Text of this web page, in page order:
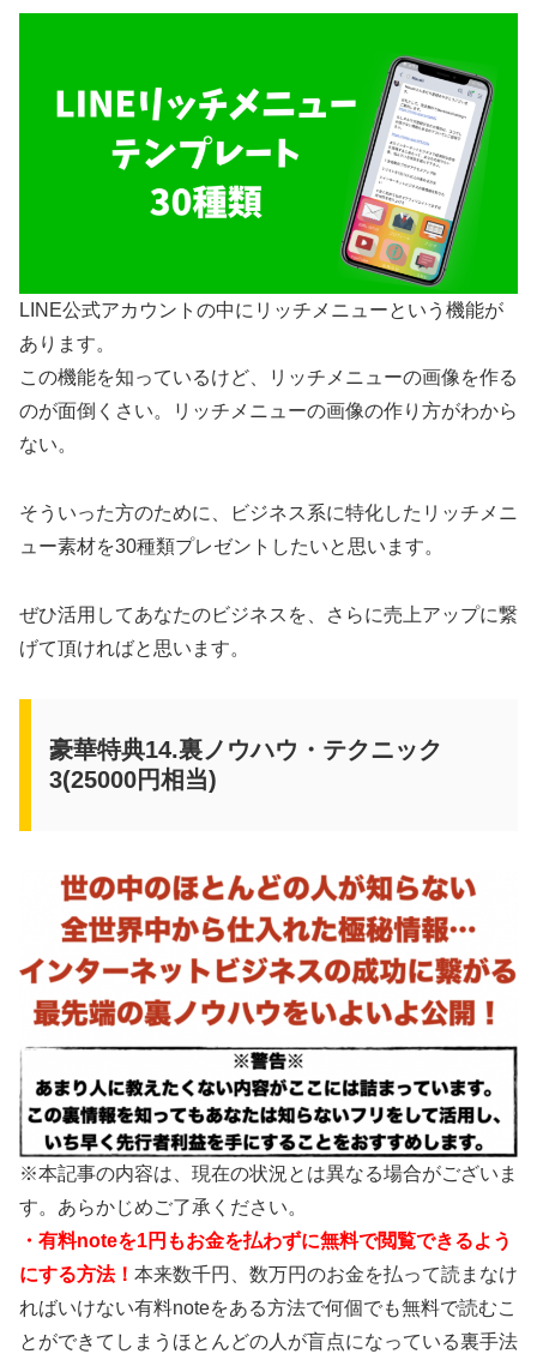
LINE公式アカウントの中にリッチメニューという機能が
あります。
この機能を知っているけど、リッチメニューの画像を作る
のが面倒くさい。リッチメニューの画像の作り方がわから
ない。
そういった方のために、ビジネス系に特化したリッチメニ
ュー素材を30種類プレゼントしたいと思います。
ぜひ活用してあなたのビジネスを、さらに売上アップに繋
げて頂ければと思います。
豪華特典14.裏ノウハウ・テクニック
3(25000円相当)
※本記事の内容は、現在の状況とは異なる場合がございま
す。あらかじめご了承ください。
・有料noteを1円もお金を払わずに無料で閲覧できるよう
にする方法！ 本来数千円、数万円のお金を払って読まなけ
ればいけない有料noteをある方法で何個でも無料で読むこ
とができてしまうほとんどの人が盲点になっている裏手法